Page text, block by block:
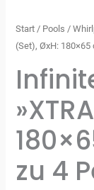
Start / Pools /
(Set), ØxH: 180×65
zu 4